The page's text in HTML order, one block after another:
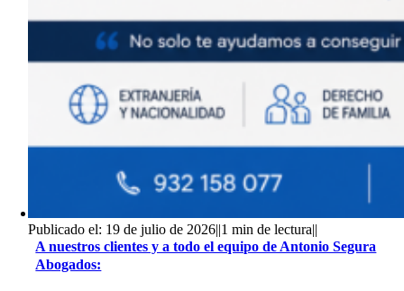
Publicado el: 19 de julio de 2026||1 min de lectura||
A nuestros clientes y a todo el equipo de Antonio Segura
Abogados: